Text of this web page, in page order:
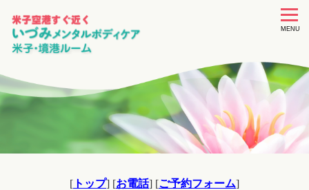
toggle
MENU
[ トップ] [お電話] [ご予約フォーム]